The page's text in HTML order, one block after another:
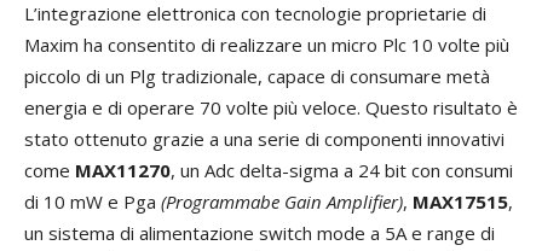
L’integrazione elettronica con tecnologie proprietarie di
Maxim ha consentito di realizzare un micro Plc 10 volte più
piccolo di un Plg tradizionale, capace di consumare metà
energia e di operare 70 volte più veloce. Questo risultato è
stato ottenuto grazie a una serie di componenti innovativi
come MAX11270, un Adc delta-sigma a 24 bit con consumi
di 10 mW e Pga (Programmabe Gain Amplifier), MAX17515,
un sistema di alimentazione switch mode a 5A e range di